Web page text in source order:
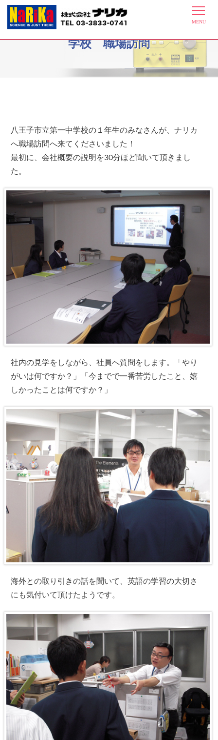
2012年11月6日 八王子市立第一中
学校 職場訪問
八王子市立第一中学校の１年生のみなさんが、ナリカ
へ職場訪問へ来てくださいました！
最初に、会社概要の説明を30分ほど聞いて頂きまし
た。
社内の見学をしながら、社員へ質問をします。「やり
がいは何ですか？」「今までで一番苦労したこと、嬉
しかったことは何ですか？」
海外との取り引きの話を聞いて、英語の学習の大切さ
にも気付いて頂けたようです。